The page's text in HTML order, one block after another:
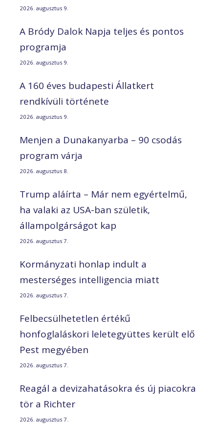
2026. augusztus 9.
A Bródy Dalok Napja teljes és pontos
programja
2026. augusztus 9.
A 160 éves budapesti Állatkert
rendkívüli története
2026. augusztus 9.
Menjen a Dunakanyarba – 90 csodás
program várja
2026. augusztus 8.
Trump aláírta – Már nem egyértelmű,
ha valaki az USA-ban születik,
állampolgárságot kap
2026. augusztus 7.
Kormányzati honlap indult a
mesterséges intelligencia miatt
2026. augusztus 7.
Felbecsülhetetlen értékű
honfoglaláskori leletegyüttes került elő
Pest megyében
2026. augusztus 7.
Reagál a devizahatásokra és új piacokra
tör a Richter
2026. augusztus 7.